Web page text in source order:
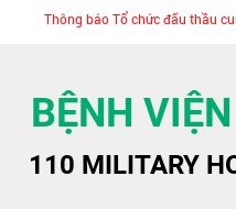
Thông báo Tổ chức đấu thầu cung
BỆNH
110 MILITARY